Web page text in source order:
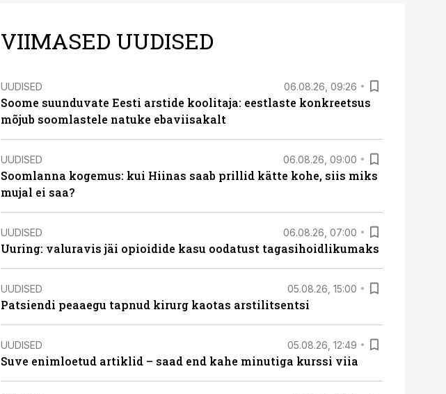
VIIMASED UUDISED
UUDISED 06.08.26, 09:26
Soome suunduvate Eesti arstide koolitaja: eestlaste konkreetsus
mõjub soomlastele natuke ebaviisakalt
UUDISED 06.08.26, 09:00
Soomlanna kogemus: kui Hiinas saab prillid kätte kohe, siis miks
mujal ei saa?
UUDISED 06.08.26, 07:00
Uuring: valuravis jäi opioidide kasu oodatust tagasihoidlikumaks
UUDISED 05.08.26, 15:00
Patsiendi peaaegu tapnud kirurg kaotas arstilitsentsi
UUDISED 05.08.26, 12:49
Suve enimloetud artiklid – saad end kahe minutiga kurssi viia